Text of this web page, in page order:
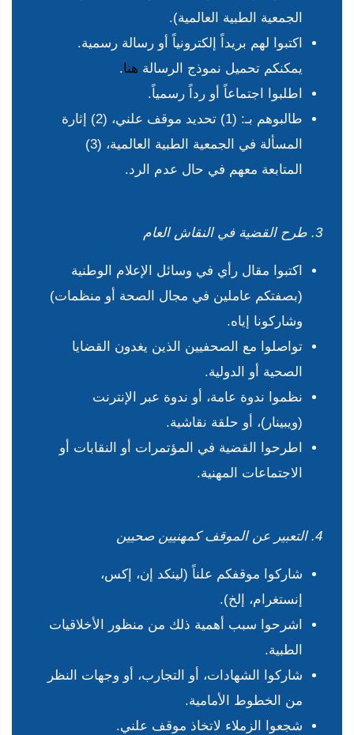
الجمعية الطبية العالمية).
اكتبوا لهم بريداً إلكترونياً أو رسالة رسمية.
يمكنكم تحميل نموذج الرسالة هنا.
اطلبوا اجتماعاً أو رداً رسمياً.
طالبوهم بـ: (1) تحديد موقف علني، (2) إثارة
المسألة في الجمعية الطبية العالمية، (3)
المتابعة معهم في حال عدم الرد.
3. طرح القضية في النقاش العام
اكتبوا مقال رأي في وسائل الإعلام الوطنية
(بصفتكم عاملين في مجال الصحة أو منظمات)
وشاركونا إياه.
تواصلوا مع الصحفيين الذين يغدون القضايا
الصحية أو الدولية.
نظموا ندوة عامة، أو ندوة عبر الإنترنت
(ويبينار)، أو حلقة نقاشية.
اطرحوا القضية في المؤتمرات أو النقابات أو
الاجتماعات المهنية.
4. التعبير عن الموقف كمهنيين صحيين
شاركوا موقفكم علناً (لينكد إن، إكس،
إنستغرام، إلخ).
اشرحوا سبب أهمية ذلك من منظور الأخلاقيات
الطبية.
شاركوا الشهادات، أو التجارب، أو وجهات النظر
من الخطوط الأمامية.
شجعوا الزملاء لاتخاذ موقف علني.